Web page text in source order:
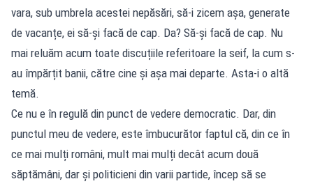
vara, sub umbrela acestei nepăsări, să-i zicem așa, generate
de vacanțe, ei să-și facă de cap. Da? Să-și facă de cap. Nu
mai reluăm acum toate discuțiile referitoare la seif, la cum s-
au împărțit banii, către cine și așa mai departe. Asta-i o altă
temă.
Ce nu e în regulă din punct de vedere democratic. Dar, din
punctul meu de vedere, este îmbucurător faptul că, din ce în
ce mai mulți români, mult mai mulți decât acum două
săptămâni, dar și politicieni din varii partide, încep să se